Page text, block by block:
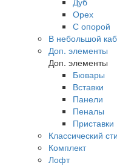
Орех
С опорой
В небольшой
Доп. элементы
Доп. элементы
Бювары
Вставки
Панели
Пеналы
Приставки
Классический
Комплект
Лофт